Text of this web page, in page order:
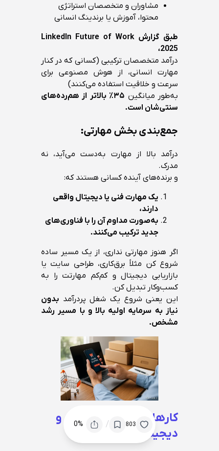
مشاوران و متخصصان استراتژی
محتوا، آموزش یا برندینگ انسانی
طبق گزارش LinkedIn Future of Work
2025،
درآمد متخصصان ترکیبی (کسانی که در کنار
مهارت انسانی، از هوش مصنوعی برای
سرعت و خلاقیت استفاده می‌کنند)
به‌طور میانگین
۳۵٪ بالاتر از هم‌رده‌های
سنتی‌شان است.
جمع‌بندی بخش مهارتی:
درآمد بالا از مهارت به‌دست می‌آید، نه
مدرک.
و برنده‌های آینده کسانی هستند که:
یک مهارت فنی یا دیجیتال واقعی
دارند،
به‌صورت مداوم آن را با فناوری‌های
جدید ترکیب می‌کنند.
اگر هنوز مهارتی نداری، از یک مسیر ساده
شروع کن مثلاً برق‌کاری، طراحی سایت یا
بازاریابی دیجیتال و کم‌کم مهارتت را به
کسب‌وکار تبدیل کن.
این یعنی شروع یک شغل پردرآمد بدون
نیاز به سرمایه اولیه بالا و با مسیر رشد
مشخص.
کارهای پردرآمد اینترنتی و
دیجیتالی
803
/
0%